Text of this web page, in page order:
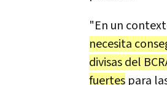
"En un
necesita
divisas del
fuertes para